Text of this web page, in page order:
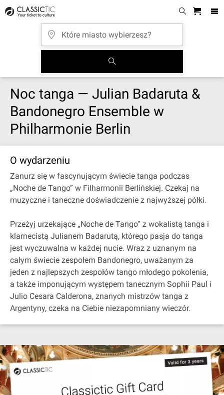
Noc tanga — Julian Badaruta &
Bandonegro Ensemble w
Philharmonie Berlin
O wydarzeniu
Zanurz się w fascynującym świecie tanga podczas
„Noche de Tango” w Filharmonii Berlińskiej. Czekaj na
muzyczne i taneczne doświadczenie z najwyższej półki.
Przeżyj urzekające „Noche de Tango” z wokalistą tanga i
klarnecistą Julianem Badarutą, którego pasja do tanga
jest wyczuwalna w każdej nucie. Wraz z uznanym na
całym świecie zespołem Bandonegro, uważanym za
jeden z najlepszych zespołów tango młodego pokolenia,
a także imponującym występem tanecznym Sophii Paul i
Julio Cesara Calderona, znanych mistrzów tanga z
Argentyny, czeka na Ciebie niezapomniany wieczór.